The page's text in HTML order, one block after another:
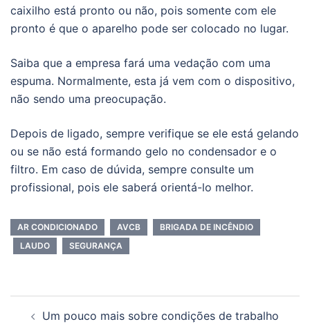
caixilho está pronto ou não, pois somente com ele
pronto é que o aparelho pode ser colocado no lugar.
Saiba que a empresa fará uma vedação com uma
espuma. Normalmente, esta já vem com o dispositivo,
não sendo uma preocupação.
Depois de ligado, sempre verifique se ele está gelando
ou se não está formando gelo no condensador e o
filtro. Em caso de dúvida, sempre consulte um
profissional, pois ele saberá orientá-lo melhor.
AR CONDICIONADO AVCB
BRIGADA DE INCÊNDIO
LAUDO
SEGURANÇA
Um pouco mais sobre condições de trabalho